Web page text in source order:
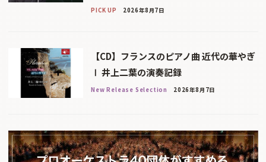
PICK UP 2026年8月7日
【CD】フランスのピアノ曲 近代の華やぎ
Ⅰ 井上二葉の演奏記録
New Release Selection 2026年8月7日